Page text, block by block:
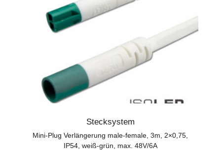
Stecksystem
Mini-Plug Verlängerung male-female, 3m, 2×0,75,
IP54, weiß-grün, max. 48V/6A